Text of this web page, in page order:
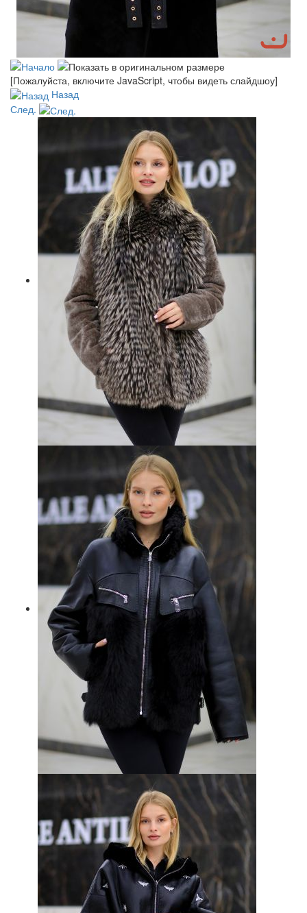
[Пожалуйста, включите JavaScript, чтобы видеть слайдшоу]
Назад
След.